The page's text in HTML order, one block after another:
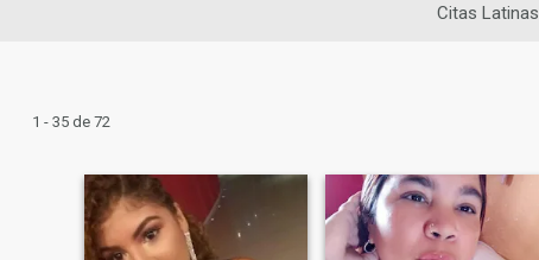
Citas Latinas
1 - 35 de 72